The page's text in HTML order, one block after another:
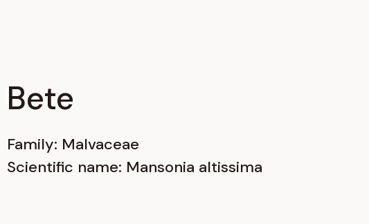
Bete
Family: Malvaceae
Scientific name: Mansonia altissima